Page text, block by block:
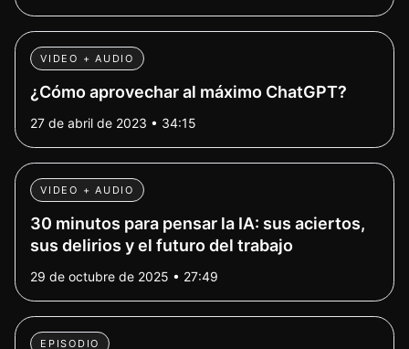
VIDEO + AUDIO
¿Cómo aprovechar al máximo ChatGPT?
27 de abril de 2023 • 34:15
VIDEO + AUDIO
30 minutos para pensar la IA: sus aciertos,
sus delirios y el futuro del trabajo
29 de octubre de 2025 • 27:49
EPISODIO